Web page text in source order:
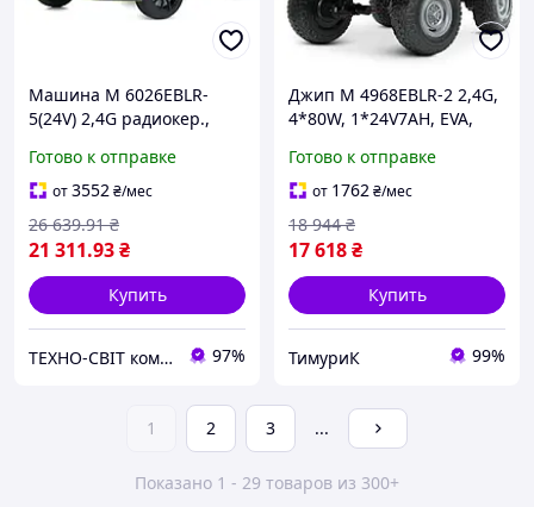
Машина M 6026EBLR-
5(24V) 2,4G радиокер.,
4*45W,MP3,USB,TF,BT,EVA,
кожа,муз.,свет,зеленый
Готово к отправке
от3552₴/мес
21 311.93₴
26 639.91 ₴
Купить
ТЕХНО-СВІТ компьютерна техніка, мобільні аксесуари, електронна техніка та багато іншого. 97%
Джип M 4968EBLR-2 2,4G,
4*80W, 1*24V7AH, EVA,
свет,черный
Готово к отправке
от 1762₴/мес
17 618₴
18 944 ₴
Купить
ТимуриК 99%
1 2 3 ...
Показано 1 - 29 товаров из 300+